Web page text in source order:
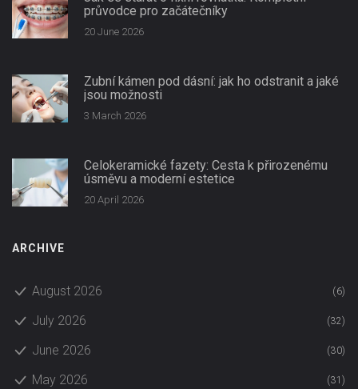
průvodce pro začátečníky
20 June 2026
Zubní kámen pod dásní: jak ho odstranit a jaké
jsou možnosti
3 March 2026
Celokeramické fazety: Cesta k přirozenému
úsměvu a moderní estetice
20 April 2026
ARCHIVE
August 2026 (6)
July 2026 (32)
June 2026 (30)
May 2026 (31)